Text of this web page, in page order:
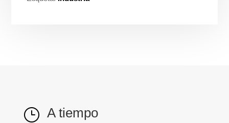
} A tiempo